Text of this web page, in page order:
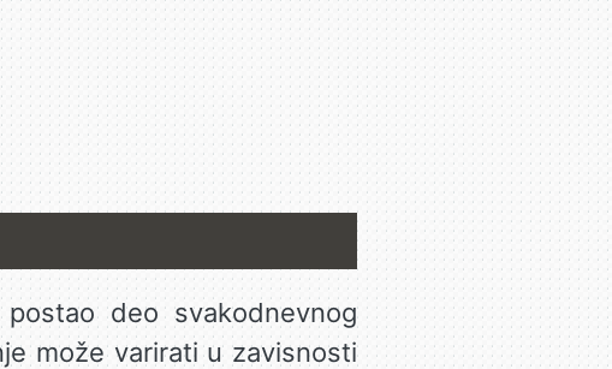
deo svakodnevnog
može varirati u zavisnosti